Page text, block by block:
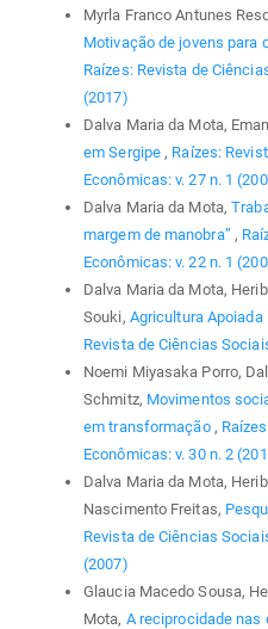
Myrla Franco Antunes
Motivação de jovens para
Raízes: Revista de
(2017)
Dalva Maria da Mota,
em Sergipe , Raízes:
Econômicas: v. 27 n. 1
Dalva Maria da Mota,
margem de manobra” ,
Econômicas: v. 22 n. 1
Dalva Maria da Mota,
Souki, Agricultura Apoiada
Revista de Ciências
Noemi Miyasaka Porro,
Schmitz, Movimentos
em transformação ,
Econômicas: v. 30 n. 2
Dalva Maria da Mota,
Nascimento Freitas,
Revista de Ciências
(2007)
Glaucia Macedo Sousa,
Mota, A reciprocidade nas